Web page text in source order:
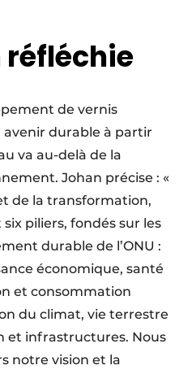
réfléchie
de vernis
avenir durable à partir
va au-delà de la
Johan précise : «
de la transformation,
piliers, fondés sur les
durable de l’ONU :
économique, santé
et consommation
du climat, vie terrestre
et infrastructures. Nous
notre vision et la